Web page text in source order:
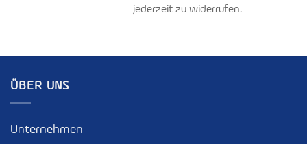
jederzeit zu widerrufen.
ÜBER UNS
Unternehmen